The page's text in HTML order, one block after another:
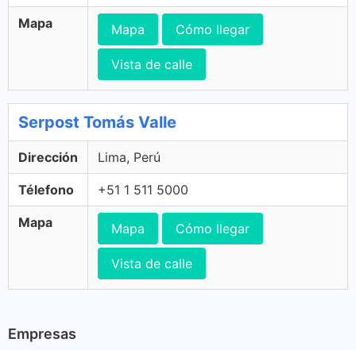
Mapa Mapa Cómo llegar
Vista de calle
Serpost Tomás Valle
Dirección Lima, Perú
Télefono +51 1 511 5000
Mapa Mapa Cómo llegar
Vista de calle
Empresas